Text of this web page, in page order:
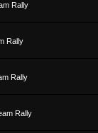
Rally
Rally
Rally
Rally